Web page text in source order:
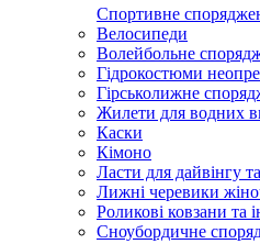
Спортивне
Велосипеди
Волейбольне
Гідрокостюми
Гірськолижне
Жилети для водних
Каски
Кімоно
Ласти для дайвінгу
Лижні черевики
Роликові ковзани та
Сноубордичне